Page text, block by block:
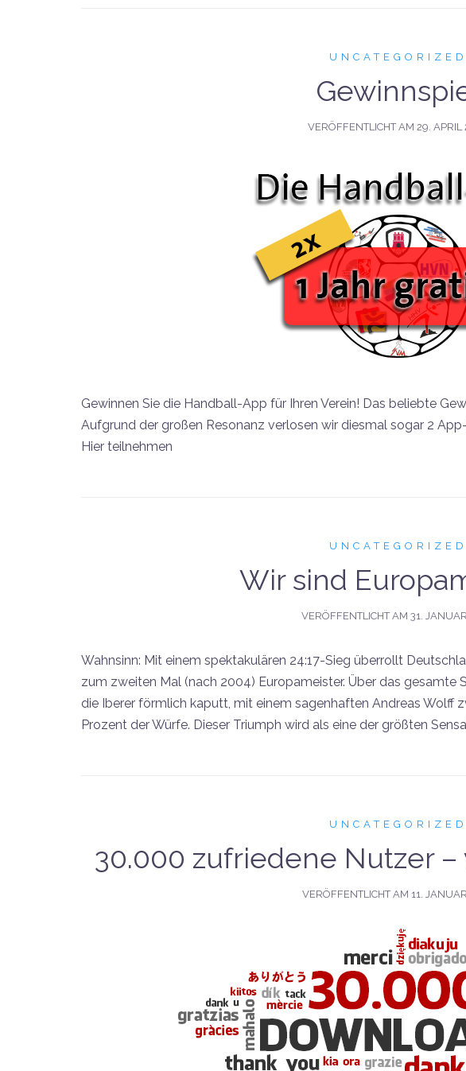
UNCATEGORIZED
VERÖFFENTLICHT AM 29. APRIL
Gewinnen Sie die Handball-App für Ihren Verein! Das beliebte
Aufgrund der großen Resonanz verlosen wir diesmal sogar 2
Hier teilnehmen
UNCATEGORIZED
Wir sind
VERÖFFENTLICHT AM31.
Wahnsinn: Mit einem spektakulären 24:17-Sieg überrollt
zum zweiten Mal (nach 2004) Europameister. Über das
die Iberer förmlich kaputt, mit einem sagenhaften Andreas Wolff
Prozent der Würfe. Dieser Triumph wird als eine der größten
UNCATEGORIZED
30.000 zufriedene Nutzer –
VERÖFFENTLICHT AM 11.